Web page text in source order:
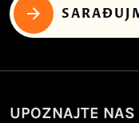
UPOZNAJTE NAS